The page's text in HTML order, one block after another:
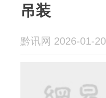
吊装
黔讯网 2026-01-20